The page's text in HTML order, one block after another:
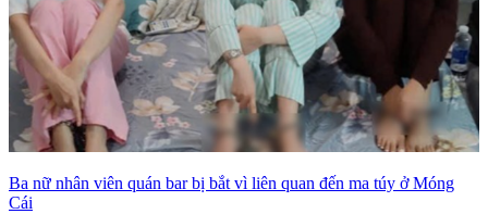
Ba nữ nhân viên quán bar bị bắt vì liên quan đến ma túy ở Móng
Cái